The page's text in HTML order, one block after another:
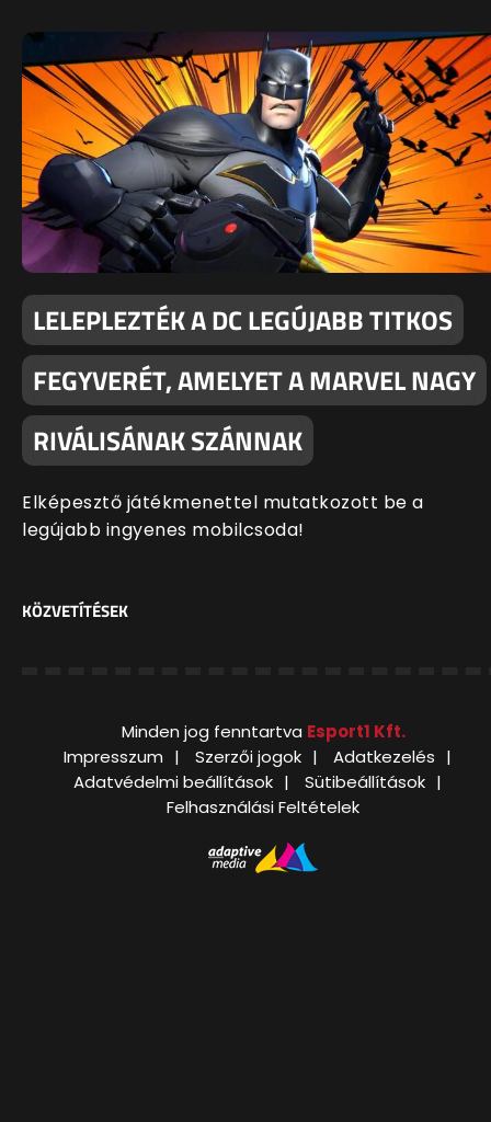
LELEPLEZTÉK A DC LEGÚJABB TITKOS
FEGYVERÉT, AMELYET A MARVEL NAGY
RIVÁLISÁNAK SZÁNNAK
Elképesztő játékmenettel mutatkozott be a
legújabb ingyenes mobilcsoda!
KÖZVETÍTÉSEK
Minden jog fenntartva Esport1 Kft.
Impresszum
Szerzői jogok
Adatkezelés
Adatvédelmi beállítások
Sütibeállítások
Felhasználási Feltételek